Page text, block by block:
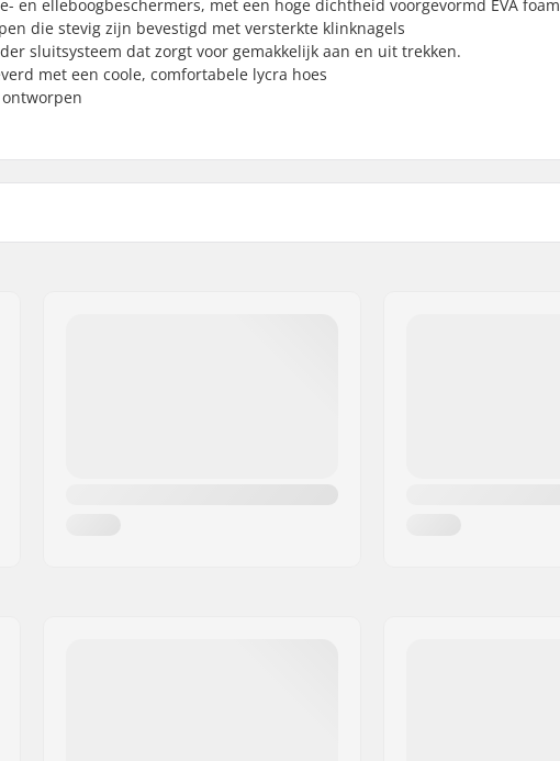
en elleboogbeschermers, met een hoge dichtheid voorgevormd EVA foam
die stevig zijn bevestigd met versterkte klinknagels
sluitsysteem dat zorgt voor gemakkelijk aan en uit trekken.
met een coole, comfortabele lycra hoes